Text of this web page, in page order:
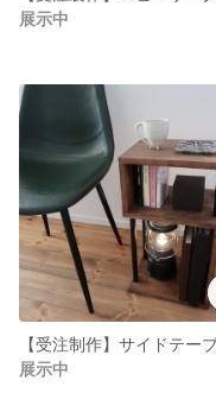
展示中
展示中